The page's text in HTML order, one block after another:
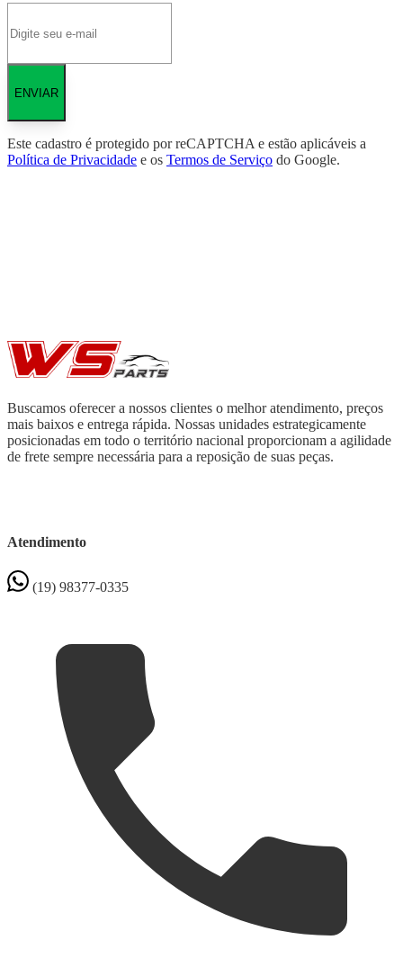
ENVIAR
Este cadastro é protegido por reCAPTCHA e estão aplicáveis a
Política de Privacidade e os Termos de Serviço do Google.
Buscamos oferecer a nossos clientes o melhor atendimento, preços
mais baixos e entrega rápida. Nossas unidades estrategicamente
posicionadas em todo o território nacional proporcionam a agilidade
de frete sempre necessária para a reposição de suas peças.
Atendimento
(19) 98377-0335